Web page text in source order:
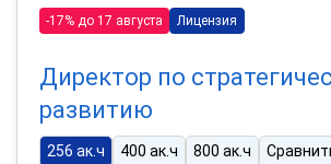
-17% до 17 августа Лицензия
Директор по
развитию
256 ак.ч 400 ак.ч 800 ак.ч